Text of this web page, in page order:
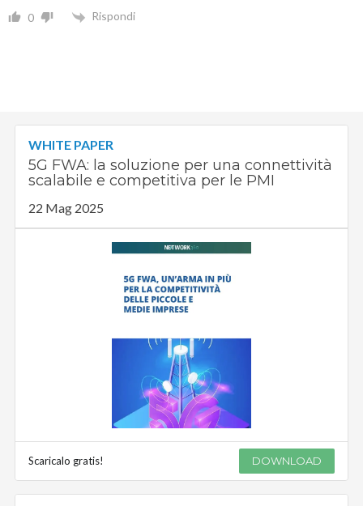
0 Rispondi
WHITE PAPER
5G FWA: la soluzione per una connettività
scalabile e competitiva per le PMI
22 Mag 2025
Scaricalo gratis! DOWNLOAD